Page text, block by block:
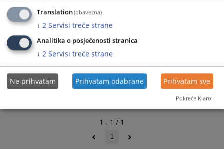
1 - 1 / 1
1
Translation(obavezna)
↓ 2 Servisi treće strane
Analitika o posjećenosti stranica
↓ 2 Servisi treće strane
Ne prihvatam Prihvatam odabrane Prihvatam sve
Pokreće Klaro!